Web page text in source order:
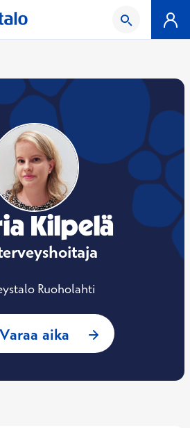
Kilpelä
Ruoholahti
Varaa aika : Maria Kilpelä,